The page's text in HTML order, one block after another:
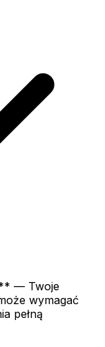
— Twoje
wymagać
pełną